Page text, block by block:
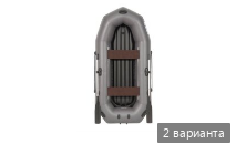
2 варианта